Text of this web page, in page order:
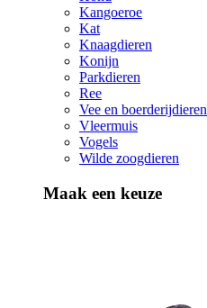
Kangoeroe
Kat
Knaagdieren
Konijn
Parkdieren
Ree
Vee en boerderijdieren
Vleermuis
Vogels
Wilde zoogdieren
Maak een keuze